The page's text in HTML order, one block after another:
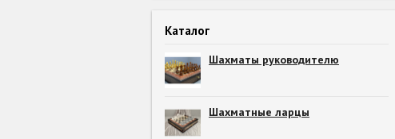
Каталог
Шахматы руководителю
Шахматные ларцы